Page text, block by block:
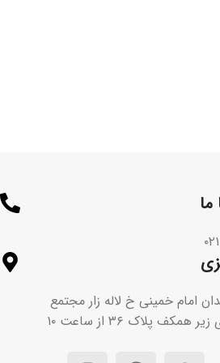
امام خمینی خ لاله زار مجتمع
فراز طبقه‌ی زیر همکف پلاک ۳۶ از ساعت ۱۰